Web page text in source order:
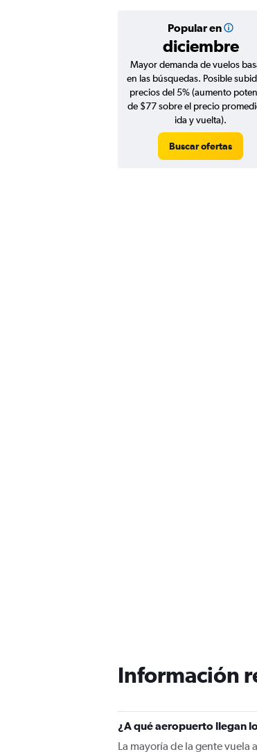
Popular en
diciembre
Mayor demanda de vuelos
en las búsquedas. Posible
precios del 5% (aumento
de $77 sobre el precio
ida y vuelta).
Buscar ofertas
Información
¿A qué aeropuerto llegan
La mayoría de la gente vuela